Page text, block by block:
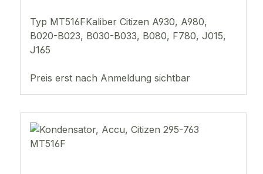
Typ MT516FKaliber Citizen A930, A980,
B020-B023, B030-B033, B080, F780, J015,
J165
Preis erst nach Anmeldung sichtbar